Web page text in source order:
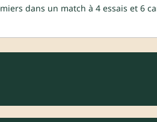
dans un match à 4 essais et 6